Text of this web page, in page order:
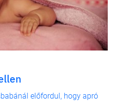
előfordul, hogy apró